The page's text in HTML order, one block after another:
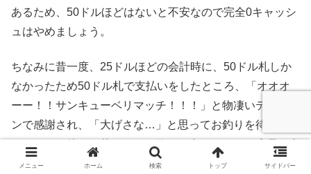
あるため、50ドルほどはないと不安なので完全0キャッシ
ュはやめましょう。
ちなみに昔一度、25ドルほどの会計時に、50ドル札しか
なかったため50ドル札で支払いをしたところ、「オオオ
ーー！！サンキューベリマッチ！！！」と物凄いテンショ
ンで感謝され、「大げさな…」と思ってお釣りを待ってい
たところ、待てど暮らせどお釣りが出てこなく、店員も裏
に引っ込んだまま出てこなくなってしまいました。
メニュー ホーム 検索 トップ サイドバー